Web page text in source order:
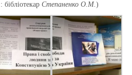
бібліотекар Степаненко О.М.)